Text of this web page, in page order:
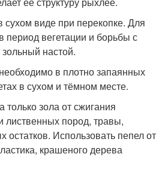
сухом виде при перекопке. Для
период вегетации и борьбы с
настой.
в плотно запаянных
в сухом и тёмном месте.
только зола от сжигания
лиственных пород, травы,
остатков. Использовать пепел от
крашеного дерева